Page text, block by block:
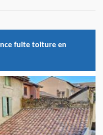
fuite toiture en